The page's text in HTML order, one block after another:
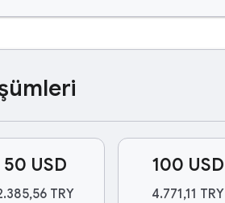
50 USD
TRY
100 USD
4.771,11 TRY